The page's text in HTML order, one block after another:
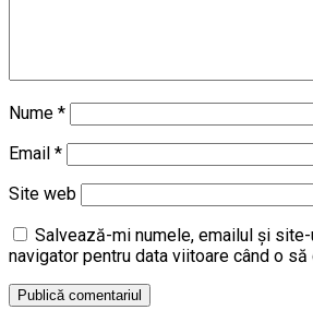
Nume *
Email *
Site web
Salvează-mi numele, emailul și
navigator pentru data viitoare când o să